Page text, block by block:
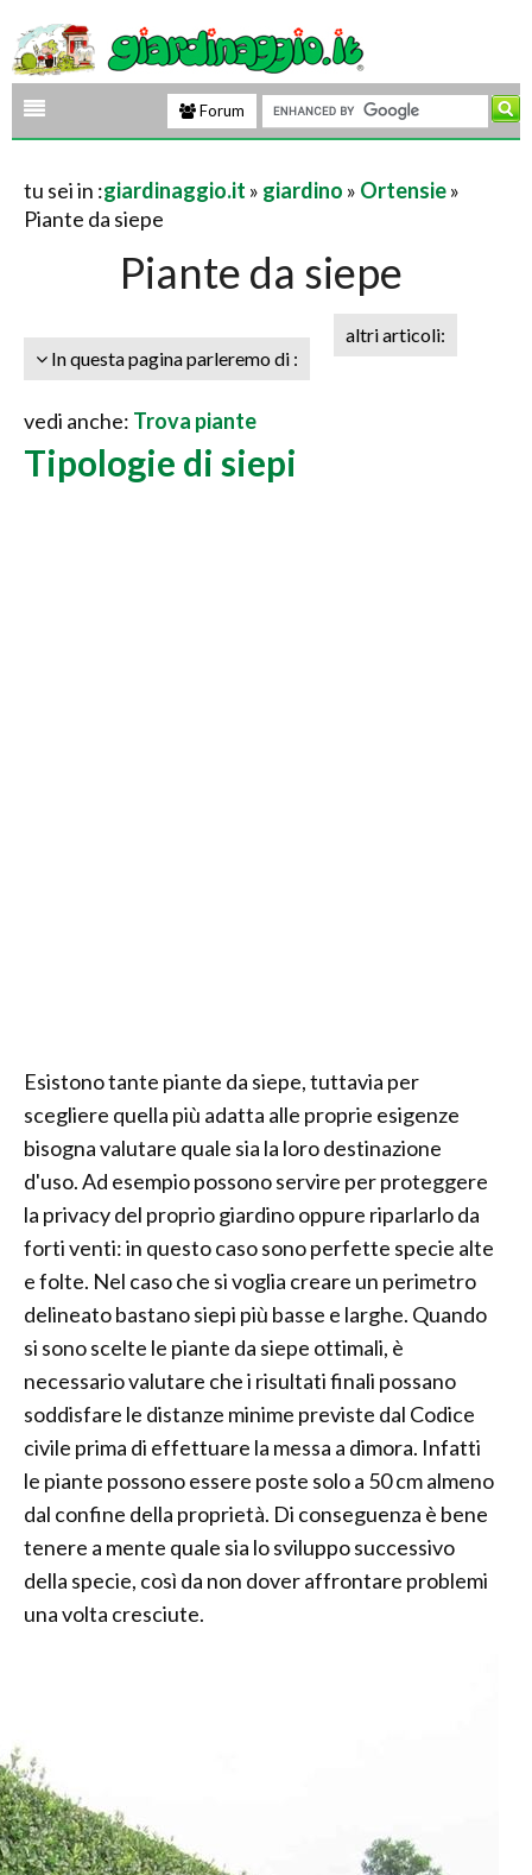
Forum
tu sei in :giardinaggio.it » giardino » Ortensie»
Piante da siepe
Piante da siepe
In questa pagina parleremo di :
altri articoli:
vedi anche: Trova piante
Tipologie di siepi
Esistono tante piante da siepe, tuttavia per
scegliere quella più adatta alle proprie esigenze
bisogna valutare quale sia la loro destinazione
d'uso. Ad esempio possono servire per proteggere
la privacy del proprio giardino oppure riparlarlo da
forti venti: in questo caso sono perfette specie alte
e folte. Nel caso che si voglia creare un perimetro
delineato bastano siepi più basse e larghe. Quando
si sono scelte le piante da siepe ottimali, è
necessario valutare che i risultati finali possano
soddisfare le distanze minime previste dal Codice
civile prima di effettuare la messa a dimora. Infatti
le piante possono essere poste solo a 50 cm almeno
dal confine della proprietà. Di conseguenza è bene
tenere a mente quale sia lo sviluppo successivo
della specie, così da non dover affrontare problemi
una volta cresciute.